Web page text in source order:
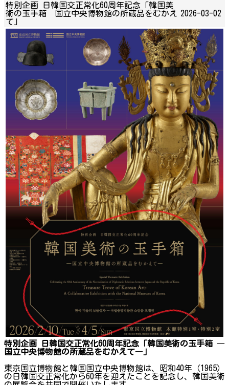
特別企画 日韓国交正常化60周年記念「韓国美
術の玉手箱 国立中央博物館の所蔵品をむかえ
て」
2026-03-02
特別企画 日韓国交正常化60周年記念「韓国美術の玉手箱 ―
国立中央博物館の所蔵品をむかえて―
東京国立博物館と韓国国立中央博物館は、昭和40年（1965）
の日韓国交正常化から60年を迎えたことを記念し、韓国美術